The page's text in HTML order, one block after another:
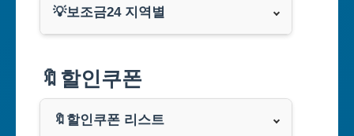
💡보조금24 지역별
부산광역시
🔖할인쿠폰
🔖할인쿠폰 리스트